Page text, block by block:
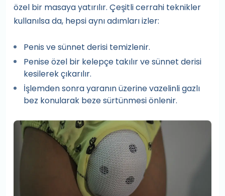
özel bir masaya yatırılır. Çeşitli cerrahi teknikler
kullanılsa da, hepsi aynı adımları izler:
Penis ve sünnet derisi temizlenir.
Penise özel bir kelepçe takılır ve sünnet derisi
kesilerek çıkarılır.
İşlemden sonra yaranın üzerine vazelinli gazlı
bez konularak beze sürtünmesi önlenir.